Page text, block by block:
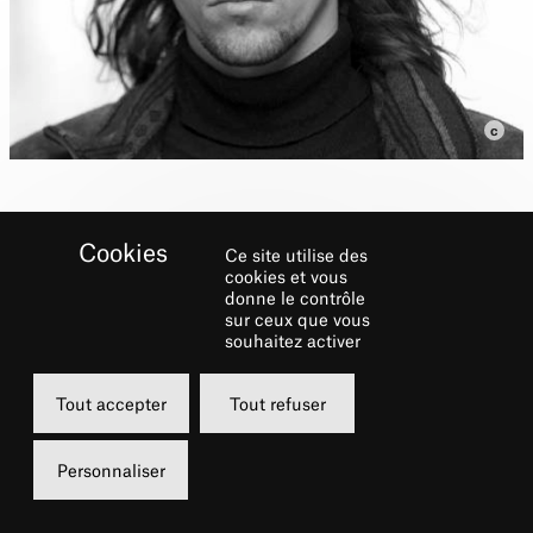
Pierre Lebon débute sur scène à l’âge de
huit ans et interprète des rôles solistes à
l’Opéra de Paris et sur des scènes
internationales. Il est diplômé de l’École
Ce site utilise des
cookies et vous
donne le contrôle
sur ceux que vous
souhaitez activer
Tout accepter Tout refuser
Personnaliser